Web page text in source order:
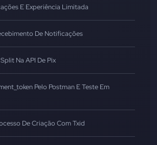
E Experiência Limitada
De Notificações
Na API De Pix
Pelo Postman E Teste Em
De Criação Com Txid